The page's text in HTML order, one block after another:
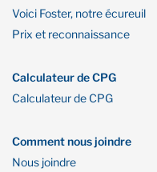
Voici Foster, notre écureuil
Prix et reconnaissance
Calculateur de CPG
Calculateur de CPG
Comment nous joindre
Nous joindre